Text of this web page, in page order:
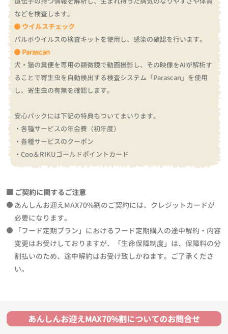
などを検査します。
ウイルスチェック
パルボウイルスの検査キットを使用し、感染の確認を行います。
Parascan
犬・猫の糞便を専用の顕微鏡で動画撮影し、その映像をAIが解析す
ることで寄生虫を自動検出する検査システム「Parascan」を使用
し、寄生虫の有無を確認します。
安心パックには下記の特典もついてまいります。
・各種サービスの年会費（初年度）
・各種サービスのクーポン
・Coo＆RIKUゴールドポイントカード
ご契約に関するご注意
あんしんお迎えMAX70%割のご契約には、クレジットカードが
必要になります。
「フード定期プラン」におけるフード定期購入の途中解約・内容
変更はお受けしておりますが、「生命保障制度」は、保障料の分
割払いのため、途中解約はお受け致しかねます。ご了承くださ
い。
あんしんお迎えMAX70%割についてのお問合せ